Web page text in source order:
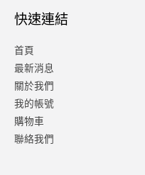
快速連結
首頁
最新消息
關於我們
我的帳號
購物車
聯絡我們